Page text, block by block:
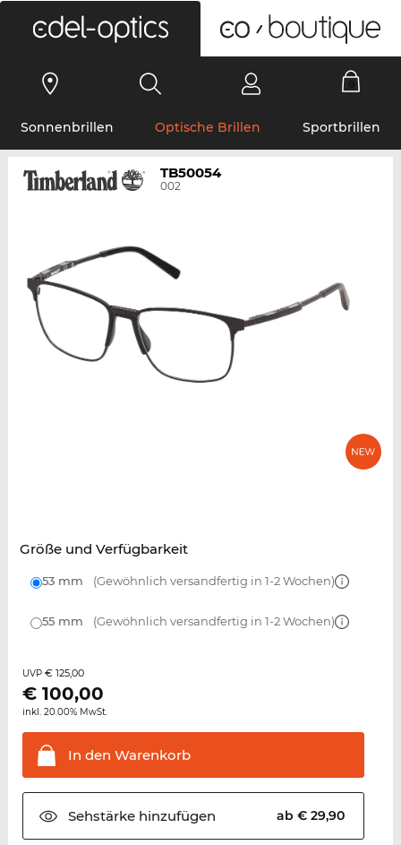
Sonnenbrillen Optische Brillen Sportbrillen
TB50054
002
Größe und Verfügbarkeit
53 mm (Gewöhnlich versandfertig in 1-2 Wochen)
55 mm (Gewöhnlich versandfertig in 1-2 Wochen)
UVP € 125,00
€ 100,00
inkl. 20.00% MwSt.
In den Warenkorb
Sehstärkehinzufügen ab € 29,90